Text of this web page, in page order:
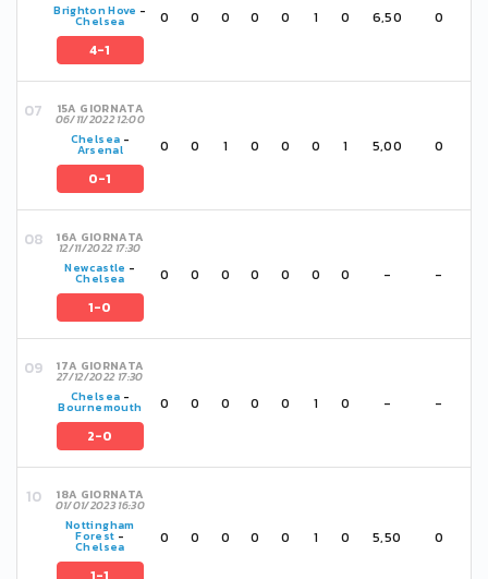
Brighton Hove -
Chelsea
4-1
0 0 0 0 0 1 0 6,50 0
15A GIORNATA
06/11/2022 12:00
Chelsea -
Arsenal
0-1
0 0 1 0 0 0 1 5,00 0
16A GIORNATA
12/11/2022 17:30
Newcastle -
Chelsea
1-0
0 0 0 0 0 0 0 - -
17A GIORNATA
27/12/2022 17:30
Chelsea -
Bournemouth
2-0
0 0 0 0 0 1 0 - -
18A GIORNATA
01/01/2023 16:30
Nottingham
Forest -
Chelsea 0 0 0 0 0 1 0 5,50 0